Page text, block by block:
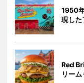
1950
現した
Red
リーム